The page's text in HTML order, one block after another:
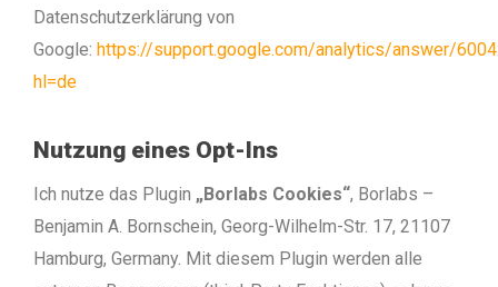
Datenschutzerklärung von
Google: https://support.google.com/analytics/answer/
hl=de
Nutzung eines Opt-Ins
Ich nutze das Plugin „Borlabs Cookies“, Borlabs –
Benjamin A. Bornschein, Georg-Wilhelm-Str. 17, 21107
Hamburg, Germany. Mit diesem Plugin werden alle